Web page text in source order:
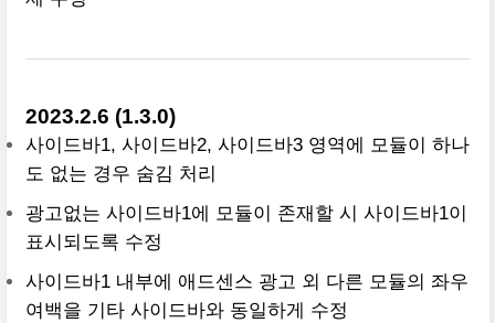
2023.2.6 (1.3.0)
사이드바1, 사이드바2, 사이드바3 영역에 모듈이 하나
도 없는 경우 숨김 처리
광고없는 사이드바1에 모듈이 존재할 시 사이드바1이
표시되도록 수정
사이드바1 내부에 애드센스 광고 외 다른 모듈의 좌우
여백을 기타 사이드바와 동일하게 수정